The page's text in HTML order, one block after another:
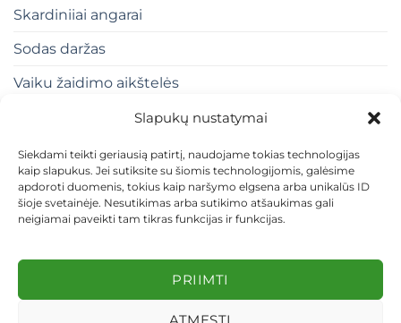
Slapukų nustatymai
Siekdami teikti geriausią patirtį, naudojame tokias technologijas
kaip slapukus. Jei sutiksite su šiomis technologijomis, galėsime
apdoroti duomenis, tokius kaip naršymo elgsena arba unikalūs ID
šioje svetainėje. Nesutikimas arba sutikimo atšaukimas gali
neigiamai paveikti tam tikras funkcijas ir funkcijas.
PRIIMTI
ATMESTI
Skardiniiai angarai
Sodas daržas
Vaiku žaidimo aikštelės
KEITIMAS IR GRĄŽINIMAS
PRIVATUMO POLITIKA
Visos teisės saugomos 2026 ©dekosodas.lt